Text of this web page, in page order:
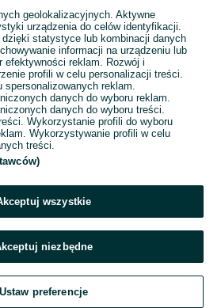
na stronę główną
geolokalizacyjnych. Aktywne
urządzenia do celów identyfikacji.
dzięki statystyce lub kombinacji danych
informacji na urządzeniu lub
efektywności reklam. Rozwój i
profili w celu personalizacji treści.
spersonalizowanych reklam.
danych do wyboru reklam.
danych do wyboru treści.
Wykorzystanie profili do wyboru
Wykorzystywanie profili w celu
treści.
wszystkie
niezbędne
Ustaw preferencje